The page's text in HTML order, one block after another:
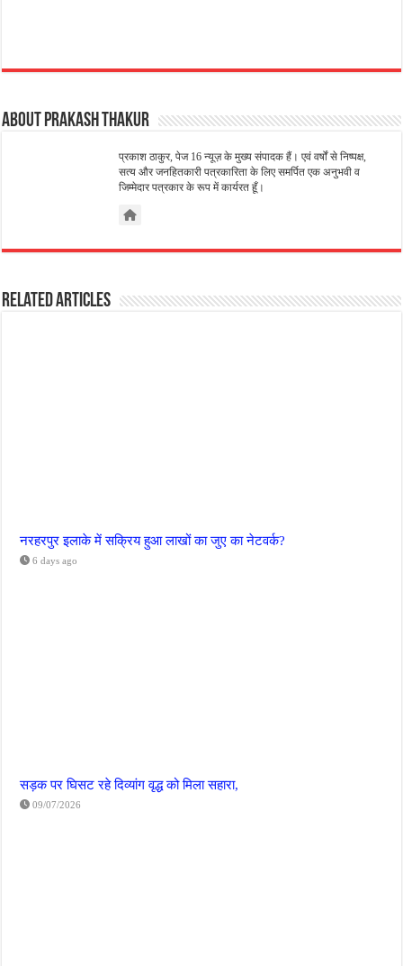
About Prakash Thakur
प्रकाश ठाकुर, पेज 16 न्यूज़ के मुख्य संपादक हैं। एवं वर्षों से निष्पक्ष,
सत्य और जनहितकारी पत्रकारिता के लिए समर्पित एक अनुभवी व
जिम्मेदार पत्रकार के रूप में कार्यरत हूँ।
Related Articles
नरहरपुर इलाके में सक्रिय हुआ लाखों का जुए का नेटवर्क?
6 days ago
सड़क पर घिसट रहे दिव्यांग वृद्ध को मिला सहारा,
09/07/2026